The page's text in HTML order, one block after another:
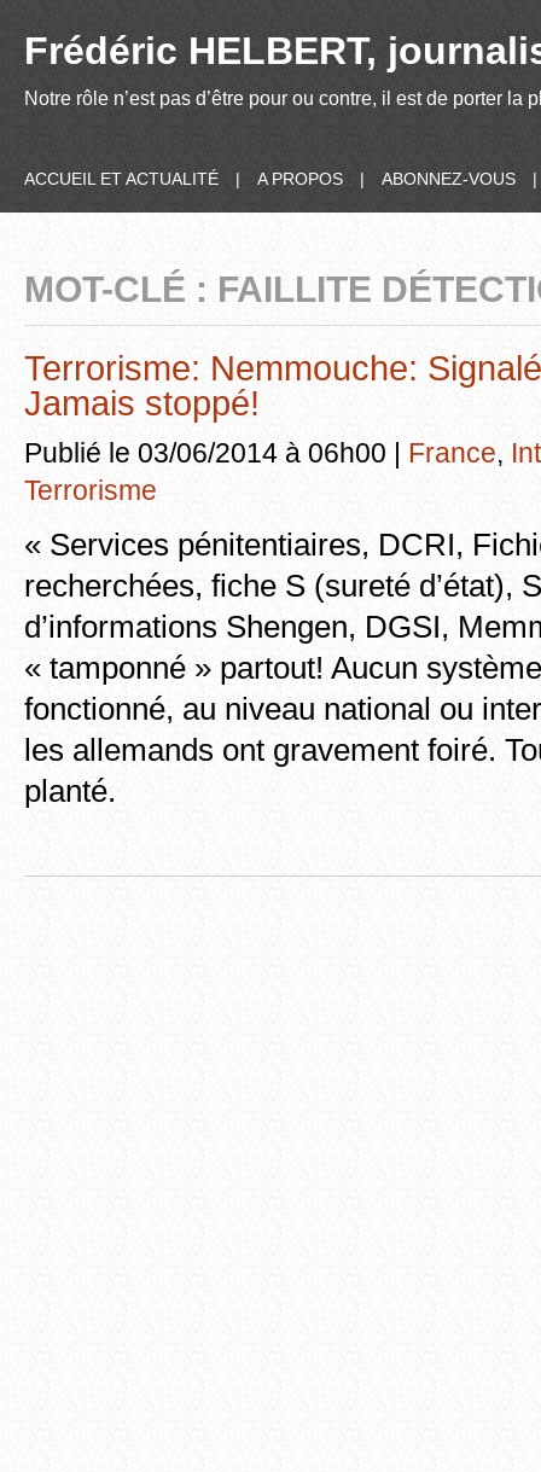
Frédéric HELBERT,
Notre rôle n’est pas d’être pour ou contre, il est de porter
ACCUEIL ET ACTUALITÉ | A PROPOS | ABONNEZ-VOUS |
MOT-CLÉ : FAILLITE
Terrorisme: Nemmouche:
Jamais stoppé!
Publié le 03/06/2014 à 06h00 | France,
Terrorisme
« Services pénitentiaires, DCRI,
recherchées, fiche S (sureté d’état),
d’informations Shengen, DGSI,
« tamponné » partout! Aucun système
fonctionné, au niveau national ou
les allemands ont gravement foiré.
planté.